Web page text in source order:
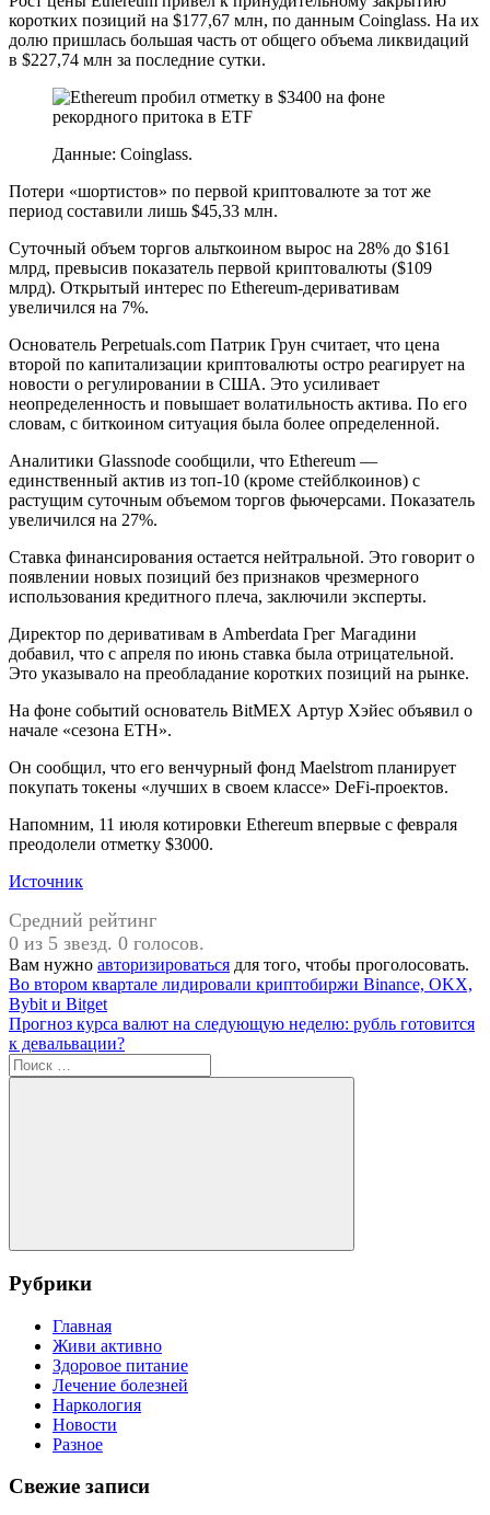
коротких позиций на $177,67 млн, по данным Coinglass. На их
долю пришлась большая часть от общего объема ликвидаций
в $227,74 млн за последние сутки.
Данные: Coinglass.
Потери «шортистов» по первой криптовалюте за тот же
период составили лишь $45,33 млн.
Суточный объем торгов альткоином вырос на 28% до $161
млрд, превысив показатель первой криптовалюты ($109
млрд). Открытый интерес по Ethereum-деривативам
увеличился на 7%.
Основатель Perpetuals.com Патрик Грун считает, что цена
второй по капитализации криптовалюты остро реагирует на
новости о регулировании в США. Это усиливает
неопределенность и повышает волатильность актива. По его
словам, с биткоином ситуация была более определенной.
Аналитики Glassnode сообщили, что Ethereum —
единственный актив из топ-10 (кроме стейблкоинов) с
растущим суточным объемом торгов фьючерсами. Показатель
увеличился на 27%.
Ставка финансирования остается нейтральной. Это говорит о
появлении новых позиций без признаков чрезмерного
использования кредитного плеча, заключили эксперты.
Директор по деривативам в Amberdata Грег Магадини
добавил, что с апреля по июнь ставка была отрицательной.
Это указывало на преобладание коротких позиций на рынке.
На фоне событий основатель BitMEX Артур Хэйес объявил о
начале «сезона ETH».
Он сообщил, что его венчурный фонд Maelstrom планирует
покупать токены «лучших в своем классе» DeFi-проектов.
Напомним, 11 июля котировки Ethereum впервые с февраля
преодолели отметку $3000.
Источник
Средний рейтинг
0 из 5 звезд. 0 голосов.
Вам нужно авторизироваться для того, чтобы проголосовать.
Strategic
ETH
Reserve
Навигация
по
записям
Предыдущая
запись:
Во втором квартале лидировали криптобиржи Binance, OKX,
Bybit и Bitget
Следующая
запись:
Прогноз курса валют на следующую неделю: рубль готовится
к девальвации?
Поиск
для:
Поиск
Рубрики
Главная
Живи активно
Здоровое питание
Лечение болезней
Наркология
Новости
Разное
Свежие записи